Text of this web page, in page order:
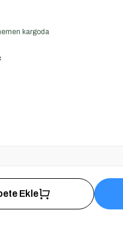
kargoda
Ekle